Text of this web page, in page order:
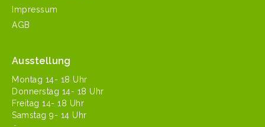
Impressum
AGB
Ausstellung
Mon­tag 14- 18 Uhr
Don­ner­stag 14- 18 Uhr
Fre­itag 14- 18 Uhr
Sam­stag 9- 14 Uhr